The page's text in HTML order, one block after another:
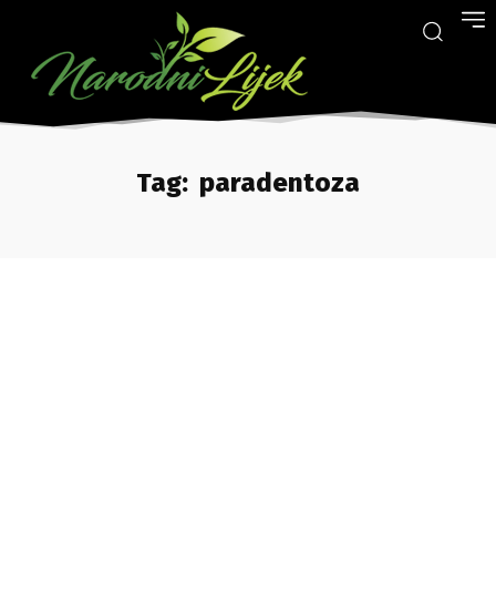
Tag: paradentoza